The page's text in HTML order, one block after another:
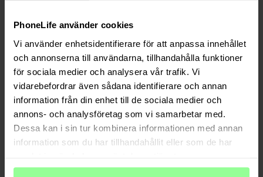
PhoneLife använder cookies
Vi använder enhetsidentifierare för att anpassa innehållet
och annonserna till användarna, tillhandahålla funktioner
för sociala medier och analysera vår trafik. Vi
vidarebefordrar även sådana identifierare och annan
information från din enhet till de sociala medier och
annons- och analysföretag som vi samarbetar med.
Dessa kan i sin tur kombinera informationen med annan
information som du har tillhandahållit eller som de har
Q5 Pro Plus
13,95 €
passend für Roborock Q5 Pro Plus
39,95 €